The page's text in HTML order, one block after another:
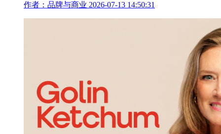
作者：品牌与商业 2026-07-13 14:50:31